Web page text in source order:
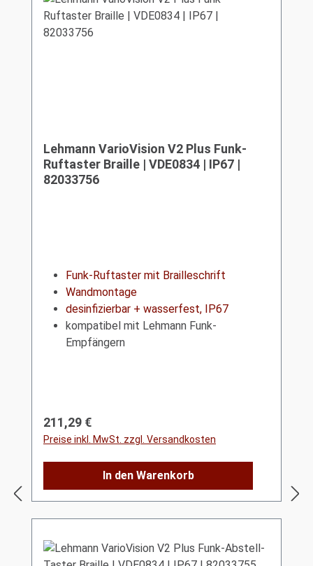
Lehmann VarioVision V2 Plus Funk-
Ruftaster Braille | VDE0834 | IP67 |
82033756
Funk-Ruftaster mit Brailleschrift
Wandmontage
desinfizierbar + wasserfest, IP67
kompatibel mit Lehmann Funk-
Empfängern
Regulärer Preis:
211,29 €
Preise inkl. MwSt. zzgl. Versandkosten
In den Warenkorb